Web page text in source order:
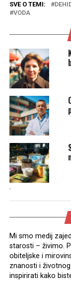
SVE O TEMI:
VODA
.
Mi smo medij
starosti – živimo.
obiteljske i
znanosti i
inspirirati kako